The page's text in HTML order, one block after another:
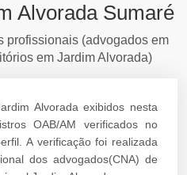
Alvorada Sumaré
profissionais (advogados em
em Jardim Alvorada)
Alvorada exibidos nesta
OAB/AM verificados no
A verificação foi realizada
dos advogados(CNA) de